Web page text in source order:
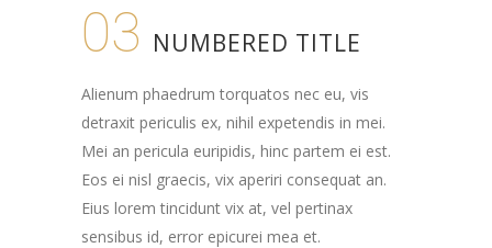
03 NUMBERED TITLE
Alienum phaedrum torquatos nec eu, vis
detraxit periculis ex, nihil expetendis in mei.
Mei an pericula euripidis, hinc partem ei est.
Eos ei nisl graecis, vix aperiri consequat an.
Eius lorem tincidunt vix at, vel pertinax
sensibus id, error epicurei mea et.